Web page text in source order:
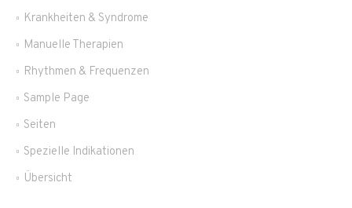
Krankheiten & Syndrome
Manuelle Therapien
Rhythmen & Frequenzen
Sample Page
Seiten
Spezielle Indikationen
Übersicht